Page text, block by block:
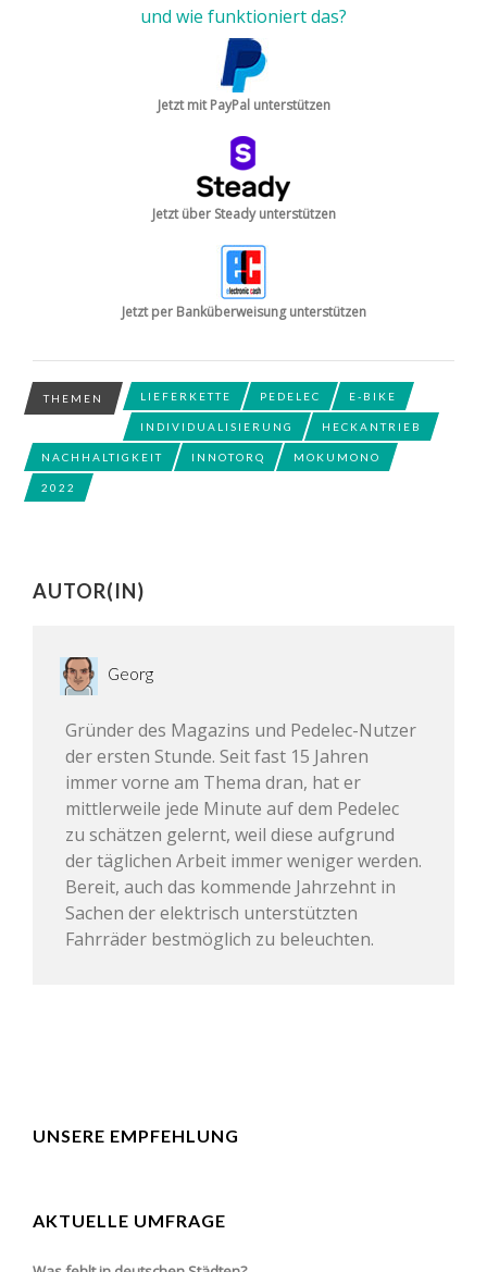
und wie funktioniert das?
Jetzt mit PayPal unterstützen
Jetzt über Steady unterstützen
Jetzt per Banküberweisung unterstützen
THEMEN LIEFERKETTE PEDELEC E-BIKE
INDIVIDUALISIERUNG HECKANTRIEB
NACHHALTIGKEIT INNOTORQ MOKUMONO
2022
AUTOR(IN)
Georg
Gründer des Magazins und Pedelec-Nutzer
der ersten Stunde. Seit fast 15 Jahren
immer vorne am Thema dran, hat er
mittlerweile jede Minute auf dem Pedelec
zu schätzen gelernt, weil diese aufgrund
der täglichen Arbeit immer weniger werden.
Bereit, auch das kommende Jahrzehnt in
Sachen der elektrisch unterstützten
Fahrräder bestmöglich zu beleuchten.
UNSERE EMPFEHLUNG
AKTUELLE UMFRAGE